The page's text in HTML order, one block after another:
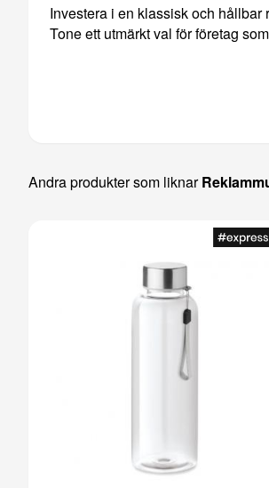
Investera i en klassisk och
Tone ett utmärkt val för företag
Andra produkter som liknar